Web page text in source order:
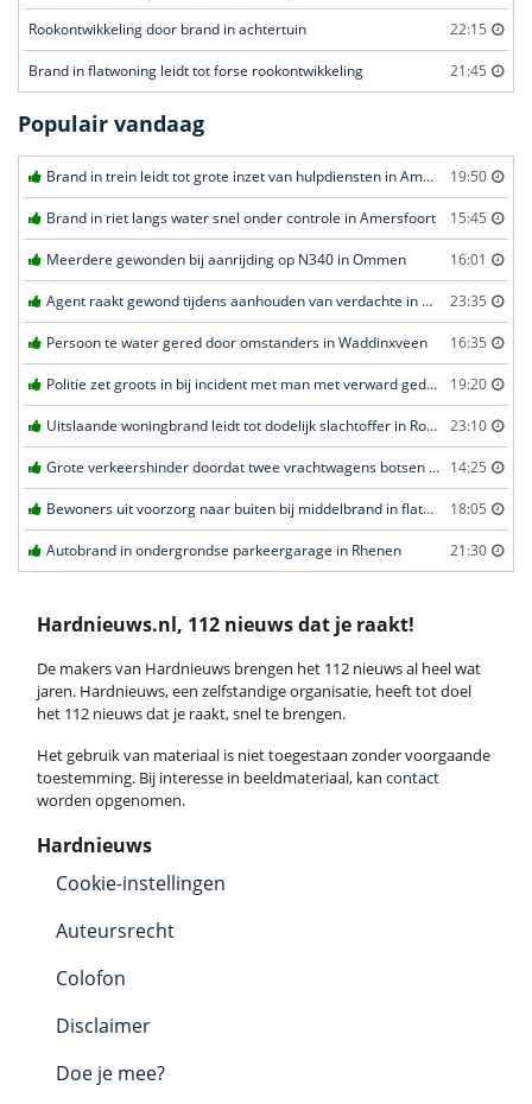
Rookontwikkeling door brand in achtertuin 22:15
Brand in flatwoning leidt tot forse rookontwikkeling 21:45
Populair vandaag
Brand in trein leidt tot grote inzet van hulpdiensten in Amersfoort 19:50
Brand in riet langs water snel onder controle in Amersfoort 15:45
Meerdere gewonden bij aanrijding op N340 in Ommen 16:01
Agent raakt gewond tijdens aanhouden van verdachte in Amsterdam 23:35
Persoon te water gered door omstanders in Waddinxveen 16:35
Politie zet groots in bij incident met man met verward gedrag in Leeuwarden 19:20
Uitslaande woningbrand leidt tot dodelijk slachtoffer in Rotterdam 23:10
Grote verkeershinder doordat twee vrachtwagens botsen tunnel in Zwijndrecht 14:25
Bewoners uit voorzorg naar buiten bij middelbrand in flatwoning in Leeuwarden 18:05
Autobrand in ondergrondse parkeergarage in Rhenen 21:30
Hardnieuws.nl, 112 nieuws dat je raakt!
De makers van Hardnieuws brengen het 112 nieuws al heel wat
jaren. Hardnieuws, een zelfstandige organisatie, heeft tot doel
het 112 nieuws dat je raakt, snel te brengen.
Het gebruik van materiaal is niet toegestaan zonder voorgaande
toestemming. Bij interesse in beeldmateriaal, kan contact
worden opgenomen.
Hardnieuws
Cookie-instellingen
Auteursrecht
Colofon
Disclaimer
Doe je mee?